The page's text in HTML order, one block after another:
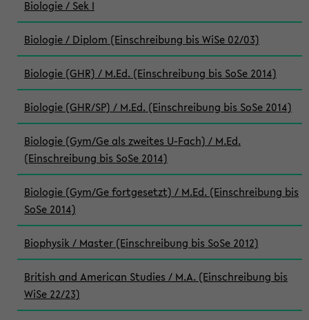
Biologie / Sek I
Biologie / Diplom (Einschreibung bis WiSe 02/03)
Biologie (GHR) / M.Ed. (Einschreibung bis SoSe 2014)
Biologie (GHR/SP) / M.Ed. (Einschreibung bis SoSe 2014)
Biologie (Gym/Ge als zweites U-Fach) / M.Ed.
(Einschreibung bis SoSe 2014)
Biologie (Gym/Ge fortgesetzt) / M.Ed. (Einschreibung bis
SoSe 2014)
Biophysik / Master (Einschreibung bis SoSe 2012)
British and American Studies / M.A. (Einschreibung bis
WiSe 22/23)